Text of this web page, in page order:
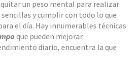
quitar un peso mental para realizar
y cumplir con todo lo que
el día. Hay innumerables técnicas
que pueden mejorar
diario, encuentra la que